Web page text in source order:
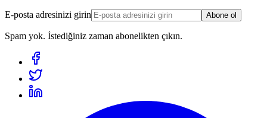
E-posta adresinizi girin Abone ol
Spam yok. İstediğiniz zaman abonelikten çıkın.